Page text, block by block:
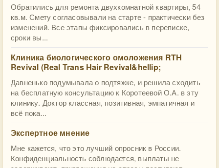
Обратились для ремонта двухкомнатной квартиры, 54
кв.м. Смету согласовывали на старте - практически без
изменений. Все этапы фиксировались в переписке,
сроки вы...
Клиника биологического омоложения RTH
Revival (Real Trans Hair Revival&hellip;
Давненько подумывала о подтяжке, и решила сходить
на бесплатную консультацию к Коротеевой О.А. в эту
клинику. Доктор классная, позитивная, эмпатичная и
всё пока...
Экспертное мнение
Мне кажется, что это лучший опросник в России.
Конфиденциальность соблюдается, выплаты не